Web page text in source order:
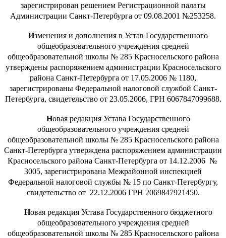
зарегистрирован решением Регистрационной палаты
Администрации Санкт-Петербурга от 09.08.2001 №253258.
Изменения и дополнения в Устав Государственного
общеобразовательного учреждения средней
общеобразовательной школы № 285 Красносельского района
утверждены распоряжением администрации Красносельского
района Санкт-Петербурга от 17.05.2006 № 1180,
зарегистрированы Федеральной налоговой службой Санкт-
Петербурга, свидетельство от 23.05.2006, ГРН 6067847099688.
Новая редакция Устава Государственного
общеобразовательного учреждения средней
общеобразовательной школы № 285 Красносельского района
Санкт-Петербурга утверждена распоряжением администрации
Красносельского района Санкт-Петербурга от 14.12.2006 №
3005, зарегистрирована Межрайонной инспекцией
Федеральной налоговой службы № 15 по Санкт-Петербургу,
свидетельство от 22.12.2006 ГРН 2069847921450.
Новая редакция Устава Государственного бюджетного
общеобразовательного учреждения средней
общеобразовательной школы № 285 Красносельского района